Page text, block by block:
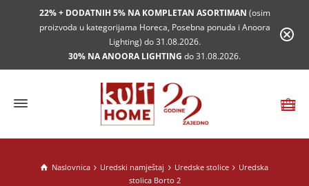
22% + DODATNIH 5% NA KOMPLETAN ASORTIMAN (osim
proizvoda u kategorijama Horeca, Posebna ponuda i Anoora
Lighting) do 31.08.2026.
30% NA ANOORA LIGHTING do 31.08.2026.
Naslovnica Uredski namještaj Uredske stolice
Uredska
stolica Borto 2